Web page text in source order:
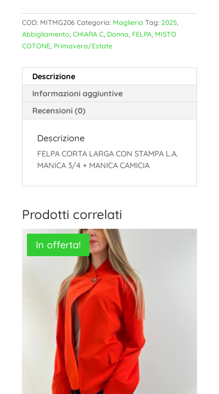
COD: MITMG206 Categoria: Maglieria Tag: 2025,
Abbigliamento, CHIARA C, Donna, FELPA, MISTO
COTONE, Primavera/Estate
Descrizione
Informazioni aggiuntive
Recensioni (0)
Descrizione
FELPA CORTA LARGA CON STAMPA L.A.
MANICA 3/4 + MANICA CAMICIA
Prodotti correlati
In offerta!